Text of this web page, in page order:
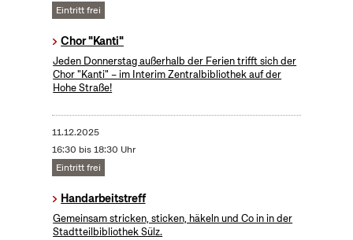
Eintritt frei
Chor "Kanti"
Jeden Donnerstag außerhalb der Ferien trifft sich der
Chor "Kanti" – im Interim Zentralbibliothek auf der
Hohe Straße!
11.12.2025
16:30 bis 18:30 Uhr
Eintritt frei
Handarbeitstreff
Gemeinsam stricken, sticken, häkeln und Co in in der
Stadtteilbibliothek Sülz.